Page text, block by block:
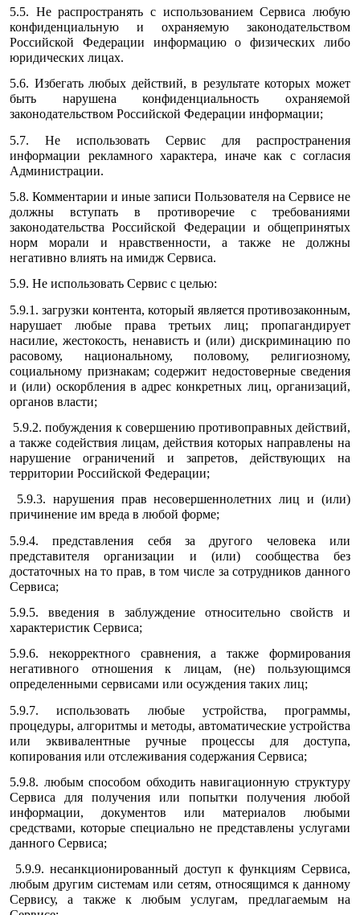
5.5. Не распространять с использованием Сервиса любую
конфиденциальную и охраняемую законодательством
Российской Федерации информацию о физических либо
юридических лицах.
5.6. Избегать любых действий, в результате которых может
быть нарушена конфиденциальность охраняемой
законодательством Российской Федерации информации;
5.7. Не использовать Сервис для распространения
информации рекламного характера, иначе как с согласия
Администрации.
5.8. Комментарии и иные записи Пользователя на Сервисе не
должны вступать в противоречие с требованиями
законодательства Российской Федерации и общепринятых
норм морали и нравственности, а также не должны
негативно влиять на имидж Сервиса.
5.9. Не использовать Сервис с целью:
5.9.1. загрузки контента, который является противозаконным,
нарушает любые права третьих лиц; пропагандирует
насилие, жестокость, ненависть и (или) дискриминацию по
расовому, национальному, половому, религиозному,
социальному признакам; содержит недостоверные сведения
и (или) оскорбления в адрес конкретных лиц, организаций,
органов власти;
5.9.2. побуждения к совершению противоправных действий,
а также содействия лицам, действия которых направлены на
нарушение ограничений и запретов, действующих на
территории Российской Федерации;
5.9.3. нарушения прав несовершеннолетних лиц и (или)
причинение им вреда в любой форме;
5.9.4. представления себя за другого человека или
представителя организации и (или) сообщества без
достаточных на то прав, в том числе за сотрудников данного
Сервиса;
5.9.5. введения в заблуждение относительно свойств и
характеристик Сервиса;
5.9.6. некорректного сравнения, а также формирования
негативного отношения к лицам, (не) пользующимся
определенными сервисами или осуждения таких лиц;
5.9.7. использовать любые устройства, программы,
процедуры, алгоритмы и методы, автоматические устройства
или эквивалентные ручные процессы для доступа,
копирования или отслеживания содержания Сервиса;
5.9.8. любым способом обходить навигационную структуру
Сервиса для получения или попытки получения любой
информации, документов или материалов любыми
средствами, которые специально не представлены услугами
данного Сервиса;
5.9.9. несанкционированный доступ к функциям Сервиса,
любым другим системам или сетям, относящимся к данному
Сервису, а также к любым услугам, предлагаемым на